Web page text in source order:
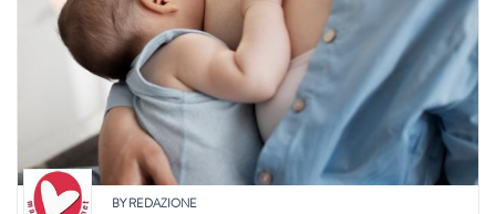
BYREDAZIONE